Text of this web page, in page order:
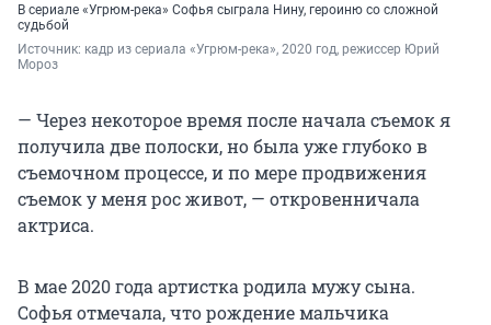
В сериале «Угрюм-река» Софья сыграла Нину, героиню со сложной
судьбой
Источник: кадр из сериала «Угрюм-река», 2020 год, режиссер Юрий
Мороз
— Через некоторое время после начала съемок я
получила две полоски, но была уже глубоко в
съемочном процессе, и по мере продвижения
съемок у меня рос живот, — откровенничала
актриса.
В мае 2020 года артистка родила мужу сына.
Софья отмечала, что рождение мальчика